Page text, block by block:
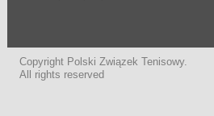
Copyright Polski Związek Tenisowy.
All rights reserved